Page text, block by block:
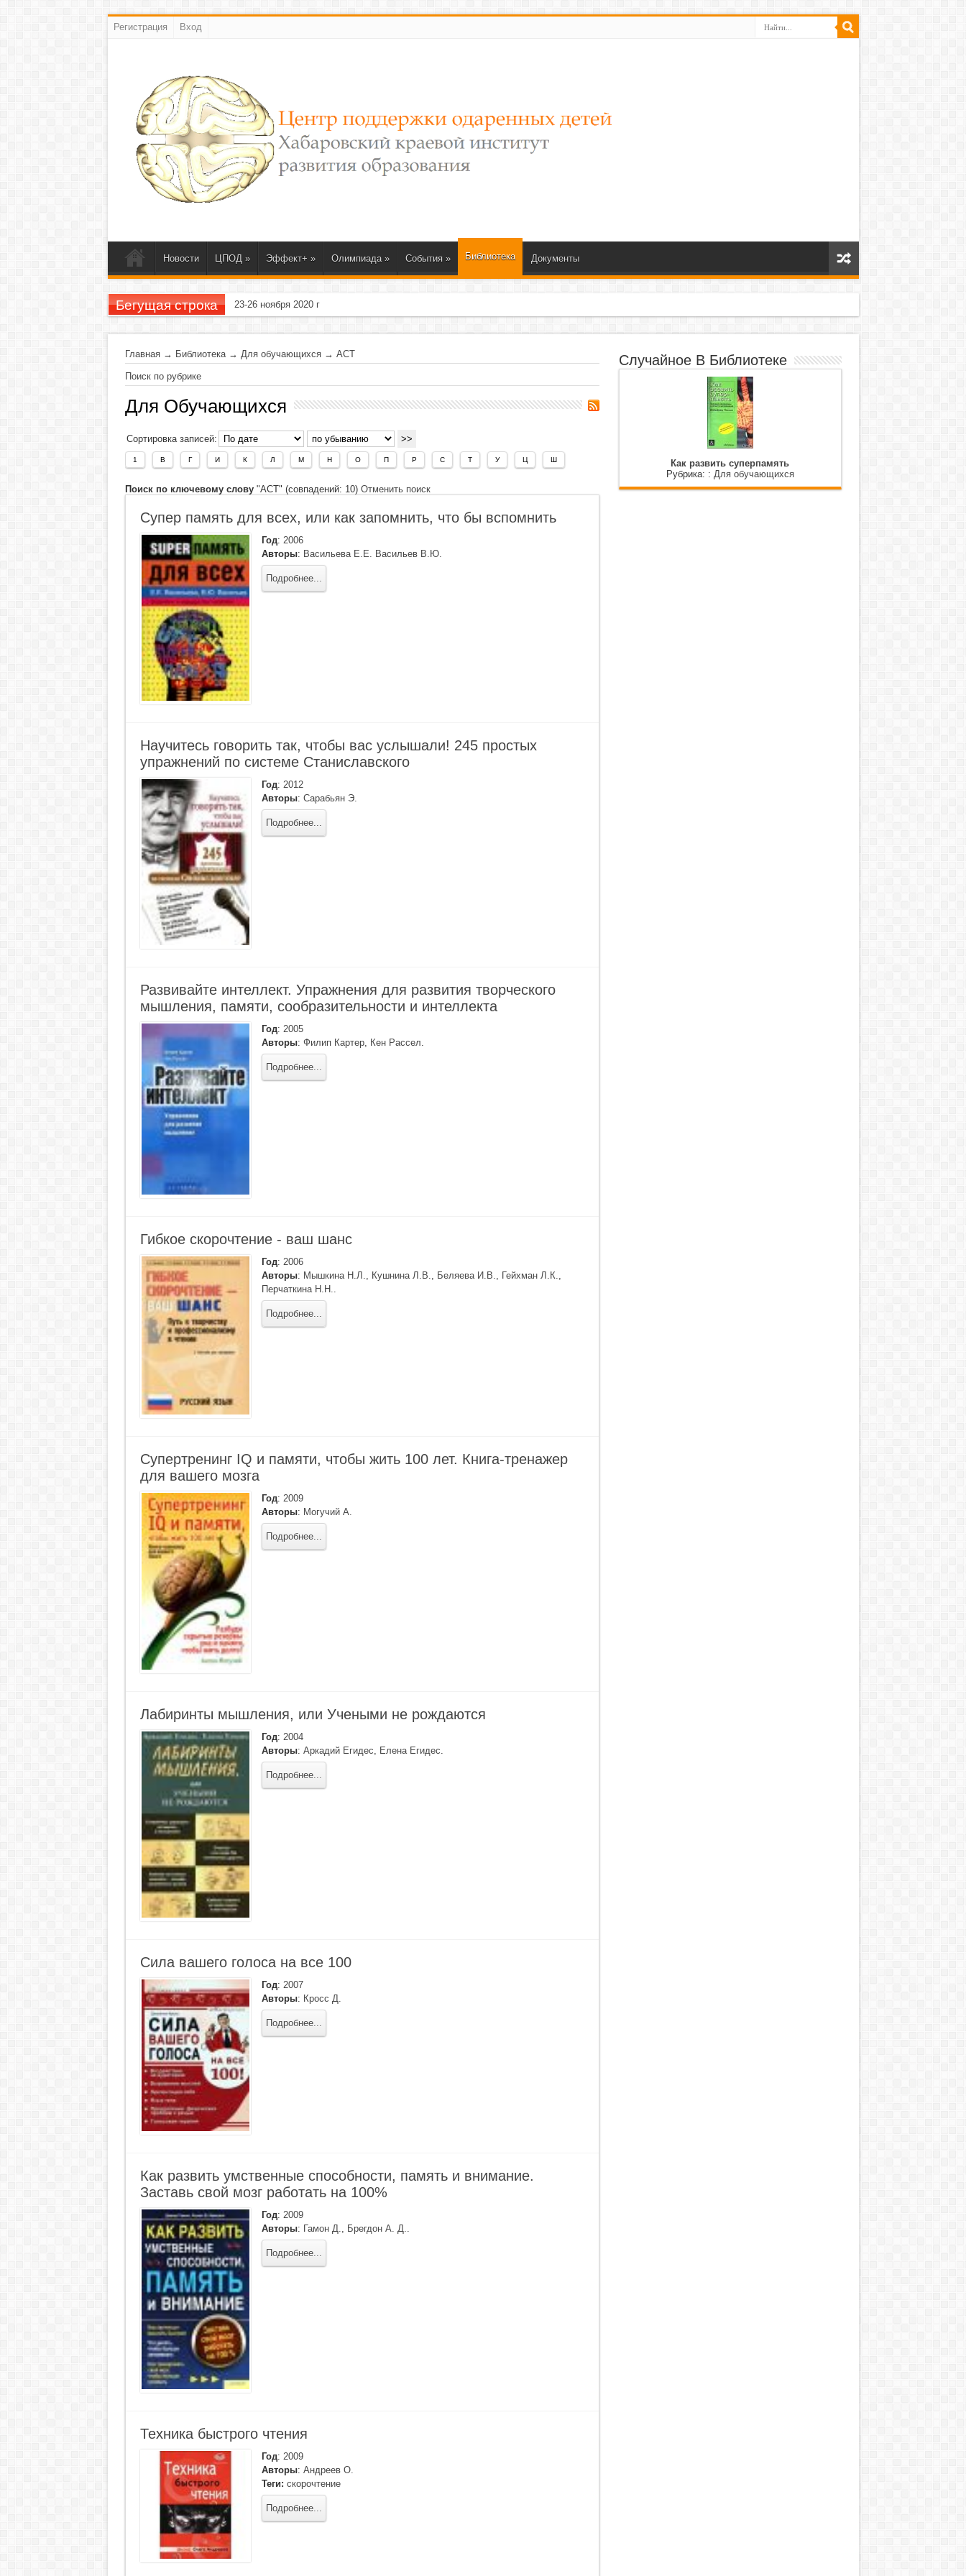
Регистрация Вход
Новости ЦПОД » Эффект+ » Олимпиада » События » Библиотека Документы
Бегущая строка 23-26 ноября 2020 г
Главная→ Библиотека→ Для обучающихся→ АСТ
Поиск по рубрике
Для Обучающихся
Сортировка записей:
1 В Г И К Л М Н О П Р С Т У Ц Ш
Поиск по ключевому слову"АСТ" (совпадений: 10) Отменить поиск
Супер память для всех, или как запомнить, что бы вспомнить
Год: 2006
Авторы: Васильева Е.Е. Васильев В.Ю.
Подробнее...
Научитесь говорить так, чтобы вас услышали! 245 простых
упражнений по системе Станиславского
Год: 2012
Авторы: Сарабьян Э.
Подробнее...
Развивайте интеллект. Упражнения для развития творческого
мышления, памяти, сообразительности и интеллекта
Год: 2005
Авторы: Филип Картер, Кен Рассел
Подробнее...
Гибкое скорочтение - ваш шанс
Год: 2006
Авторы: Мышкина Н.Л. Кушнина Л.В. Беляева И.В. Гейхман Л.К.
Перчаткина Н.Н.
Подробнее...
Супертренинг IQ и памяти, чтобы жить 100 лет. Книга-тренажер
для вашего мозга
Год: 2009
Авторы: Могучий А.
Подробнее...
Лабиринты мышления, или Учеными не рождаются
Год: 2004
Авторы: Аркадий Егидес, Елена Егидес.
Подробнее...
Сила вашего голоса на все 100
Год: 2007
Авторы: Кросс Д.
Подробнее...
Как развить умственные способности, память и внимание.
Заставь свой мозг работать на 100%
Год: 2009
Авторы: Гамон Д. Брегдон А. Д.
Подробнее...
Техника быстрого чтения
Год: 2009
Авторы: Андреев О.
Теги: скорочтение
Подробнее...
Случайное В Библиотеке
Как развить суперпамять
Рубрика: : Для обучающихся